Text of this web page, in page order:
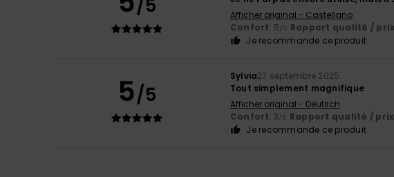
/5
Afficher original - Castellano
Confort: 5/5 Rapport qualité / prix
Je recommande ce produit
5/5
Sylvia27 septembre 2025
Tout simplement magnifique
Afficher original - Deutsch
Confort: 3/5 Rapport qualité / prix
Je recommande ce produit